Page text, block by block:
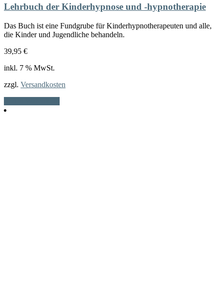
Lehrbuch der Kinderhypnose und -hypnotherapie
Das Buch ist eine Fundgrube für Kinderhypnotherapeuten und alle,
die Kinder und Jugendliche behandeln.
39,95 €
inkl. 7 % MwSt.
zzgl. Versandkosten